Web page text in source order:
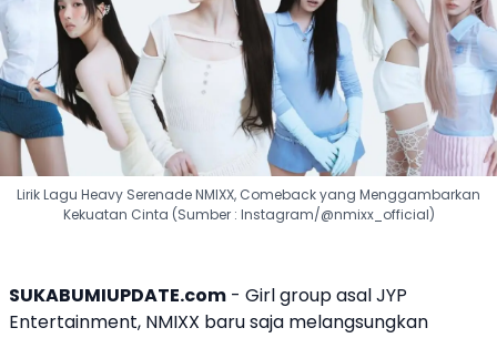
Lirik Lagu Heavy Serenade NMIXX, Comeback yang Menggambarkan
Kekuatan Cinta (Sumber : Instagram/@nmixx_official)
SUKABUMIUPDATE.com - Girl group asal JYP
Entertainment, NMIXX baru saja melangsungkan